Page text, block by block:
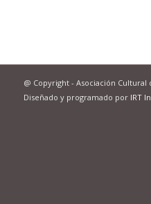
@ Copyright - Asociación
Diseñado y programado por IRT